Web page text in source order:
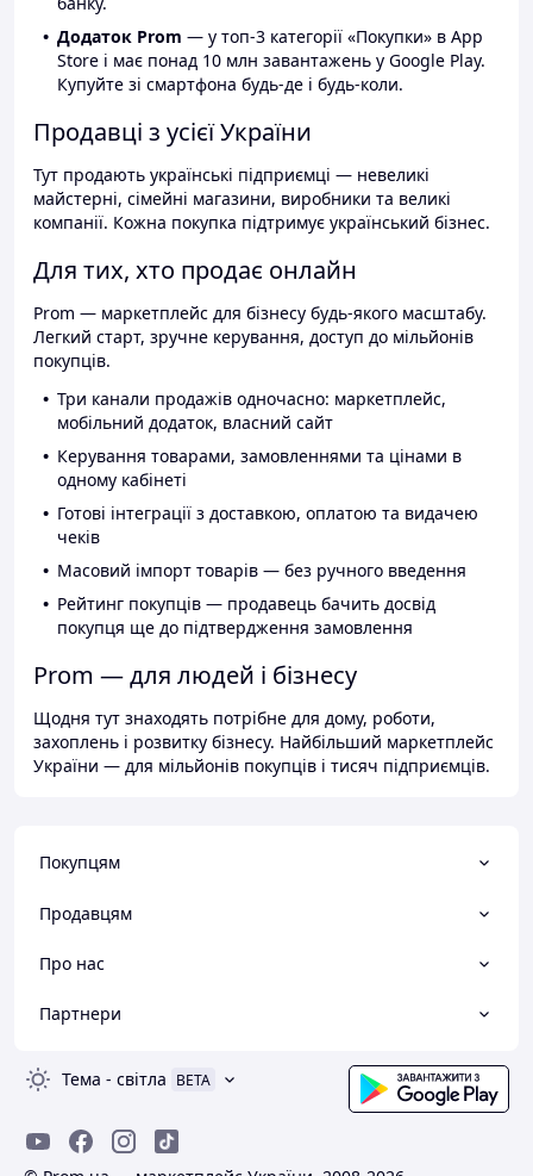
Додаток Prom — у топ-3 категорії «Покупки» в App
Store і має понад 10 млн завантажень у Google Play.
Купуйте зі смартфона будь-де і будь-коли.
Продавці з усієї України
Тут продають українські підприємці — невеликі
майстерні, сімейні магазини, виробники та великі
компанії. Кожна покупка підтримує український бізнес.
Для тих, хто продає онлайн
Prom — маркетплейс для бізнесу будь-якого масштабу.
Легкий старт, зручне керування, доступ до мільйонів
покупців.
Три канали продажів одночасно: маркетплейс,
мобільний додаток, власний сайт
Керування товарами, замовленнями та цінами в
одному кабінеті
Готові інтеграції з доставкою, оплатою та видачею
чеків
Масовий імпорт товарів — без ручного введення
Рейтинг покупців — продавець бачить досвід
покупця ще до підтвердження замовлення
Prom — для людей і бізнесу
Щодня тут знаходять потрібне для дому, роботи,
захоплень і розвитку бізнесу. Найбільший маркетплейс
України — для мільйонів покупців і тисяч підприємців.
Покупцям
Продавцям
Про нас
Партнери
Тема - світла BETA